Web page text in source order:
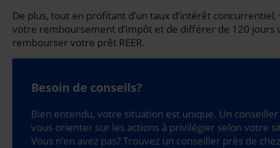
De plus, tout en profitant d’un taux d’intérêt
votre remboursement d’impôt et de différer de 120
rembourser votre prêt REER.
Besoin de conseils?
Bien entendu, votre situation est unique. Un
vous orienter sur les actions à privilégier selon votre
Vous n’en avez pas? Trouvez un conseiller près de